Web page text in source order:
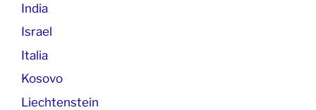
India
Israel
Italia
Kosovo
Liechtenstein